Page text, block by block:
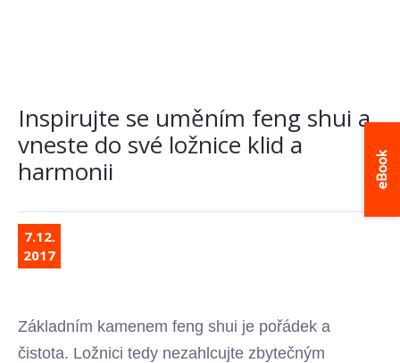
Inspirujte se uměním feng shui a
vneste do své ložnice klid a
harmonii
7.12.
2017
Základním kamenem feng shui je pořádek a
čistota. Ložnici tedy nezahlcujte zbytečným